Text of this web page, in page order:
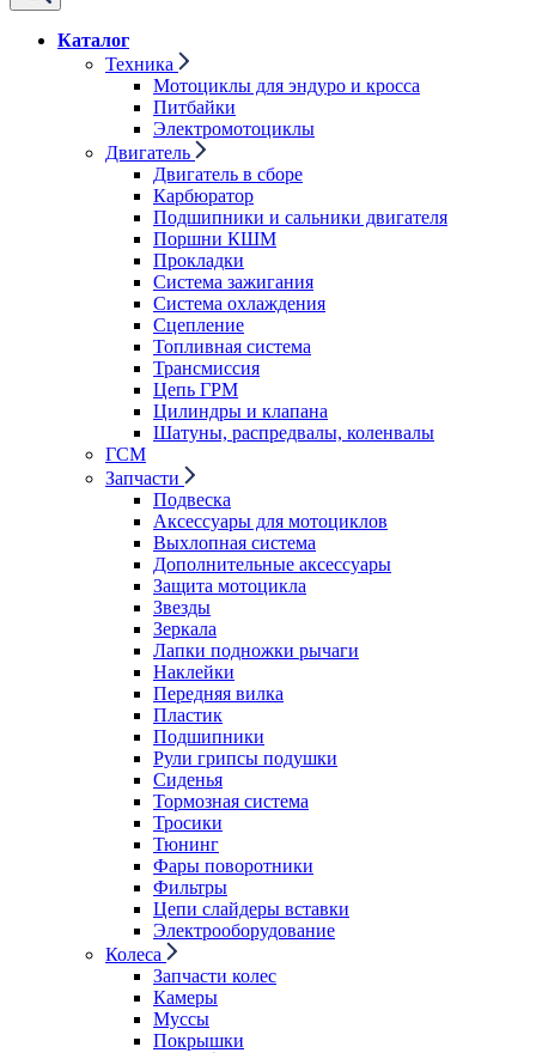
Каталог
Техника
Мотоциклы для эндуро и кросса
Питбайки
Электромотоциклы
Двигатель
Двигатель в сборе
Карбюратор
Подшипники и сальники двигателя
Поршни КШМ
Прокладки
Система зажигания
Система охлаждения
Сцепление
Топливная система
Трансмиссия
Цепь ГРМ
Цилиндры и клапана
Шатуны, распредвалы, коленвалы
ГСМ
Запчасти
Подвеска
Аксессуары для мотоциклов
Выхлопная система
Дополнительные аксессуары
Защита мотоцикла
Звезды
Зеркала
Лапки подножки рычаги
Наклейки
Передняя вилка
Пластик
Подшипники
Рули грипсы подушки
Сиденья
Тормозная система
Тросики
Тюнинг
Фары поворотники
Фильтры
Цепи слайдеры вставки
Электрооборудование
Колеса
Запчасти колес
Камеры
Муссы
Покрышки